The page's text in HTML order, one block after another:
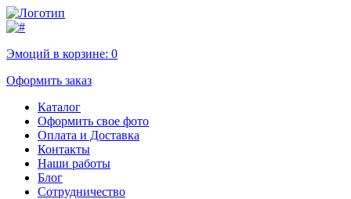
Эмоций в корзине: 0
Оформить заказ
Каталог
Оформить свое фото
Оплата и Доставка
Контакты
Наши работы
Блог
Сотрудничество